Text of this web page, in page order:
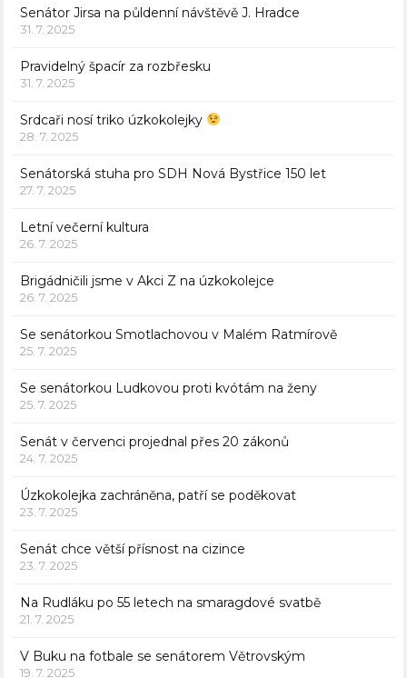
Senátor Jirsa na půldenní návštěvě J. Hradce
31. 7. 2025
Pravidelný špacír za rozbřesku
31. 7. 2025
Srdcaři nosí triko úzkokolejky
28. 7. 2025
Senátorská stuha pro SDH Nová Bystřice 150 let
27. 7. 2025
Letní večerní kultura
26. 7. 2025
Brigádničili jsme v Akci Z na úzkokolejce
26. 7. 2025
Se senátorkou Smotlachovou v Malém Ratmírově
25. 7. 2025
Se senátorkou Ludkovou proti kvótám na ženy
25. 7. 2025
Senát v červenci projednal přes 20 zákonů
24. 7. 2025
Úzkokolejka zachráněna, patří se poděkovat
23. 7. 2025
Senát chce větší přísnost na cizince
23. 7. 2025
Na Rudláku po 55 letech na smaragdové svatbě
21. 7. 2025
V Buku na fotbale se senátorem Větrovským
19. 7. 2025